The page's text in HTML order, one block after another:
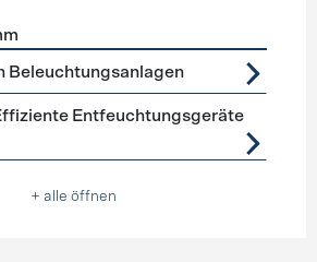
Geräte, Beleuchtung
Beleuchtungsanlagen
Entfeuchtungsgeräte
+ alle öffnen